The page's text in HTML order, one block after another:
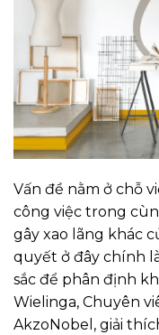
Vấn đề nằm ở chỗ
công việc trong
gây xao lãng khác
quyết ở đây chính
sắc để phân định
Wielinga, Chuyên
AkzoNobel, giải